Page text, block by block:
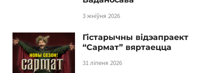
3 жніўня 2026
Гістарычны відэапраект
“Сармат” вяртаецца
31 ліпеня 2026